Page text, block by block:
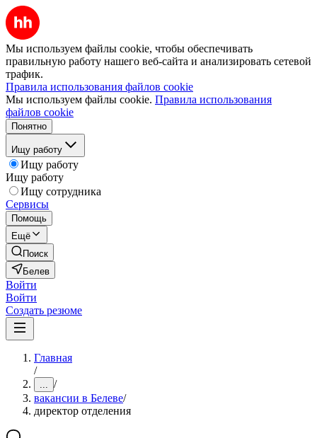
Мы используем файлы cookie, чтобы обеспечивать
правильную работу нашего веб-сайта и анализировать сетевой
трафик.
Правила использования файлов cookie
Мы используем файлы cookie. Правила использования
файлов cookie
Понятно
Ищу работу
Ищу работу
Ищу работу
Ищу сотрудника
Сервисы
Помощь
Ещё
Поиск
Белев
Войти
Войти
Создать резюме
Главная
/
... /
вакансии в Белеве/
директор отделения